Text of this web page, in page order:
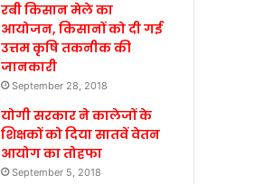
रबी किसान मेले का
आयोजन, किसानों को दी गई
उत्तम कृषि तकनीक की
जानकारी
September 28, 2018
योगी सरकार ने कालेजों के
शिक्षकों को दिया सातवें वेतन
आयोग का तोहफा
September 5, 2018